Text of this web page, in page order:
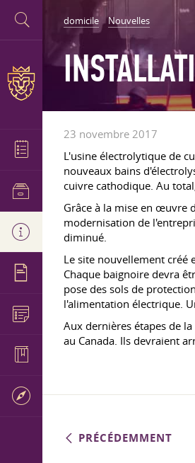
domicile Nouvelles
23 novembre 2017
L'usine électrolytique de
nouveaux bains
cuivre cathodique. Au
Grâce à la mise en œuvre
modernisation de
diminué.
Le site nouvellement créé
Chaque baignoire devra
pose des sols de
l'alimentation électrique.
Aux dernières étapes de
au Canada. Ils devraient
PRÉCÉDEMMENT